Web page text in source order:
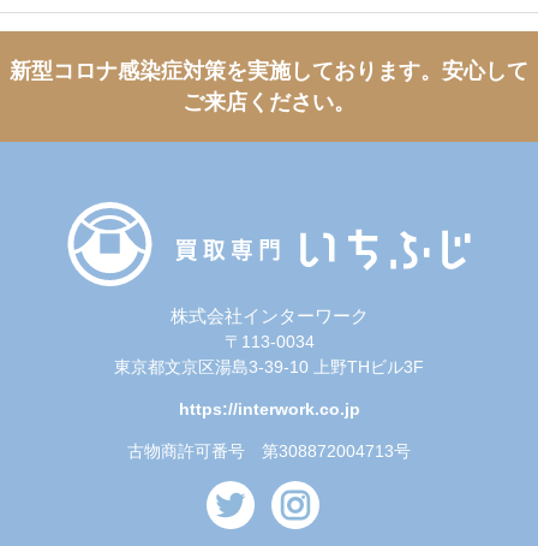
新型コロナ感染症対策を実施しております。 安心して
ご来店ください。
株式会社インターワーク
〒113-0034
東京都文京区湯島3-39-10 上野THビル3F
https://interwork.co.jp
古物商許可番号 第308872004713号